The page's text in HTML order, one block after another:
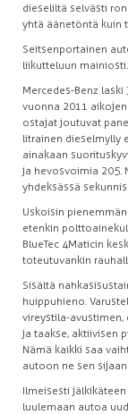
dieseliltä selvästi
yhtä äänetöntä kuin
Seitsenportainen
liikutteluun mainiosti.
Mercedes-Benz
vuonna 2011
ostajat joutuvat
litrainen dieselmylly
ainakaan
ja hevosvoimia 205.
yhdeksässä
Uskoisin
etenkin
BlueTec 4Maticin
toteutuvankin
Sisältä
huippuhieno.
vireystila-
ja taakse, aktiivisen
Nämä kaikki saa
autoon ne sen
Ilmeisesti
luulemaan autoa